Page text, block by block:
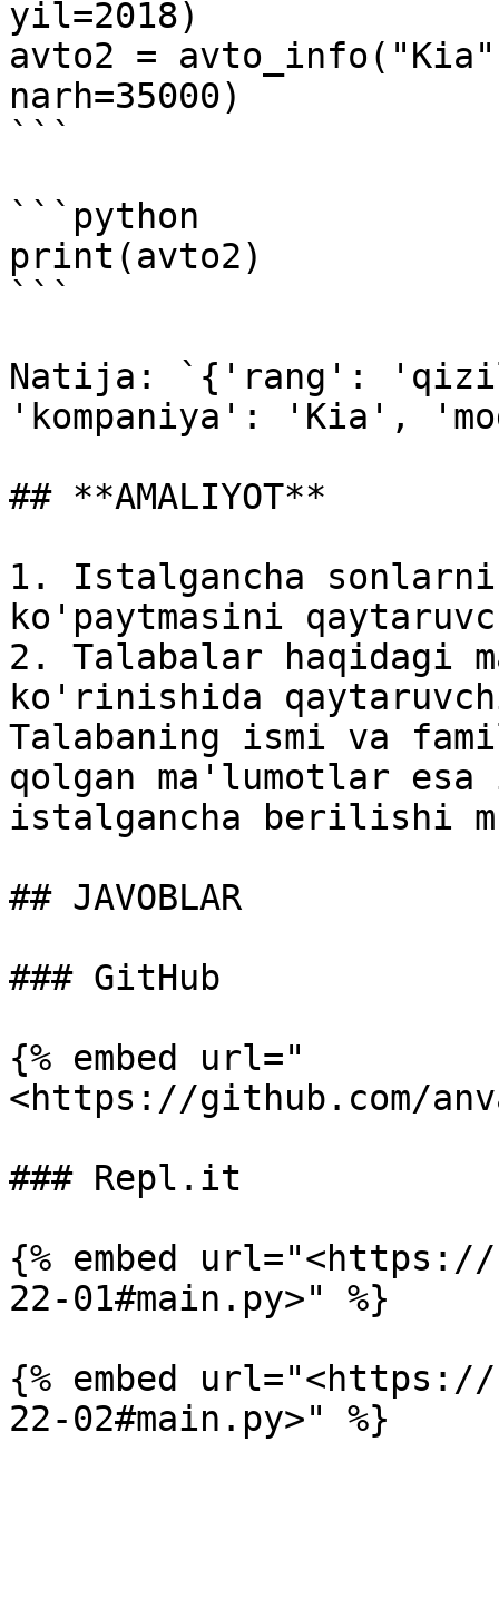
yil=2018)
avto2 =
narh=35000)
```
```python
print(avto2)
```
Natija: `{'rang':
'kompaniya': 'Kia',
## **AMALIYOT**
1. Istalgancha
ko'paytmasini
2. Talabalar haqidagi
ko'rinishida
Talabaning ismi va
qolgan ma'lumotlar
istalgancha berilishi
## JAVOBLAR
### GitHub
{% embed url="
<https://github.com/
### Repl.it
{% embed
22-01#main.py>" %}
{% embed